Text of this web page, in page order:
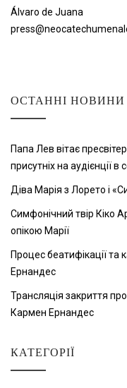
Álvaro de Juana
ОСТАННІ НОВИНИ
Папа Лев вітає
присутніх на аудієнції
Діва Марія з Лорето і
Симфонічний твір Кіко
опікою Марії
Процес беатифікації та
Ернандес
Трансляція закриття
Кармен Ернандес
КАТЕГОРІЇ